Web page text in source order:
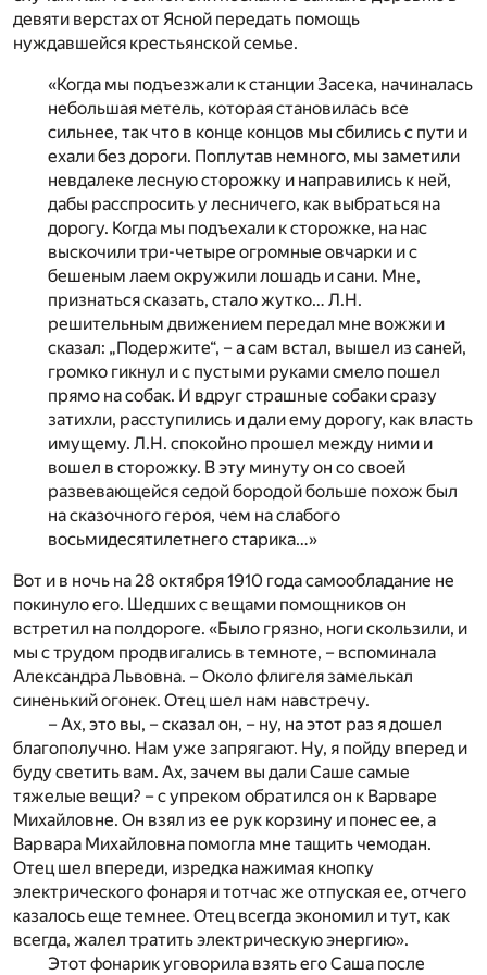
девяти верстах от Ясной передать помощь
нуждавшейся крестьянской семье.
«Когда мы подъезжали к станции Засека, начиналась
небольшая метель, которая становилась все
сильнее, так что в конце концов мы сбились с пути и
ехали без дороги. Поплутав немного, мы заметили
невдалеке лесную сторожку и направились к ней,
дабы расспросить у лесничего, как выбраться на
дорогу. Когда мы подъехали к сторожке, на нас
выскочили три-четыре огромные овчарки и с
бешеным лаем окружили лошадь и сани. Мне,
признаться сказать, стало жутко… Л.Н.
решительным движением передал мне вожжи и
сказал: „Подержите“, – а сам встал, вышел из саней,
громко гикнул и с пустыми руками смело пошел
прямо на собак. И вдруг страшные собаки сразу
затихли, расступились и дали ему дорогу, как власть
имущему. Л.Н. спокойно прошел между ними и
вошел в сторожку. В эту минуту он со своей
развевающейся седой бородой больше похож был
на сказочного героя, чем на слабого
восьмидесятилетнего старика…»
Вот и в ночь на 28 октября 1910 года самообладание не
покинуло его. Шедших с вещами помощников он
встретил на полдороге. «Было грязно, ноги скользили, и
мы с трудом продвигались в темноте, – вспоминала
Александра Львовна. – Около флигеля замелькал
синенький огонек. Отец шел нам навстречу.
– Ах, это вы, – сказал он, – ну, на этот раз я дошел
благополучно. Нам уже запрягают. Ну, я пойду вперед и
буду светить вам. Ах, зачем вы дали Саше самые
тяжелые вещи? – с упреком обратился он к Варваре
Михайловне. Он взял из ее рук корзину и понес ее, а
Варвара Михайловна помогла мне тащить чемодан.
Отец шел впереди, изредка нажимая кнопку
электрического фонаря и тотчас же отпуская ее, отчего
казалось еще темнее. Отец всегда экономил и тут, как
всегда, жалел тратить электрическую энергию».
Этот фонарик уговорила взять его Саша после